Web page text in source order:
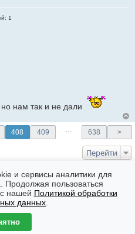
1
нам так и не дали
408 409 … 638 >
Перейти
эберле
Часовой пояс: GMT + 7
Forum Software © phpBB Limited
и сервисы аналитики для
Продолжая пользоваться
нашей Политикой обработки
данных